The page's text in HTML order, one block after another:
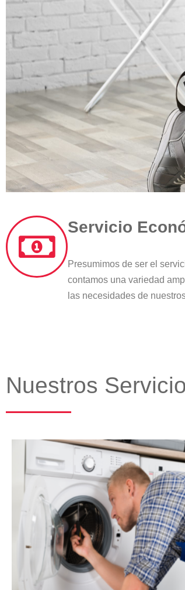
Servicio
Presumimos de ser el
contamos una variedad
las necesidades de
Nuestros